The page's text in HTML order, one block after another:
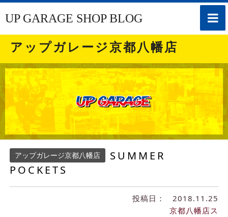
toggle
UP GARAGE SHOP BLOG
アップガレージ京都八幡店
アップガレージ京都八幡店
SUMMER
POCKETS
投稿日： 2018.11.25
京都八幡店ス